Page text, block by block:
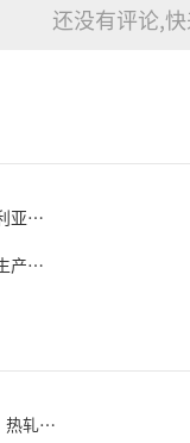
还没有评论,
目
钢
订情况